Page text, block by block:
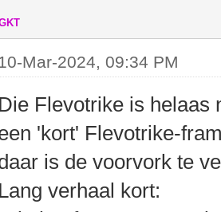
Mar-2024, 09:34 PM
Die Flevotrike is helaas
'kort' Flevotrike-
is de voorvork te
Lang verhaal kort: